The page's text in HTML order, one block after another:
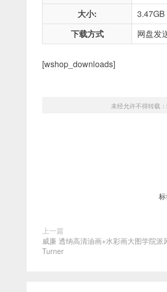
大小:
3.47GB
下载方式
网盘发
[wshop_downloads]
未经允许不得转载：
标
上一篇
威廉 透纳高清油画+水彩画大图学院派
Turner